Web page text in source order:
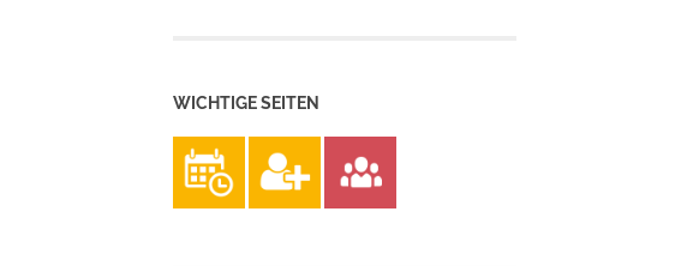
WICHTIGE SEITEN